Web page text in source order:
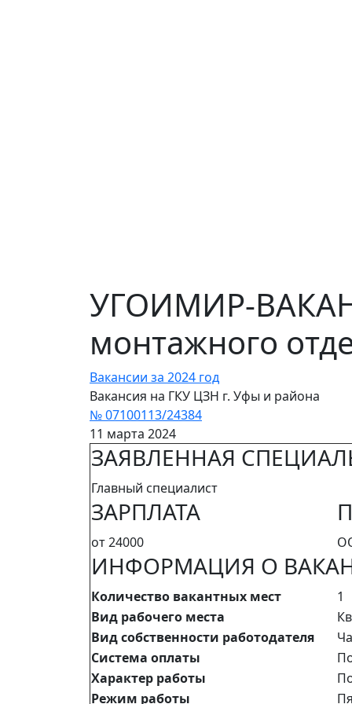
УГОИМИР-
монтажного
Вакансии за 2024 год
Вакансия на ГКУ ЦЗН г. Уфы и района
№ 07100113/24384
11 марта 2024
ЗАЯВЛЕННАЯ
Главный специалист
ЗАРПЛАТА
от 24000
ИНФОРМАЦИЯ О
Количество вакантных мест
1
Вид рабочего места
Вид собственности работодателя
Система оплаты
Характер работы
Режим работы